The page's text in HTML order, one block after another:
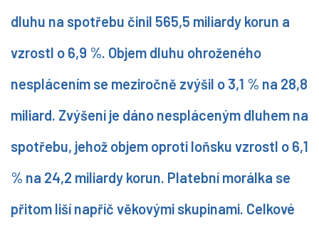
dluhu na spotřebu činil 565,5 miliardy korun a
vzrostl o 6,9 %. Objem dluhu ohroženého
nesplácením se meziročně zvýšil o 3,1 % na 28,8
miliard. Zvýšení je dáno nespláceným dluhem na
spotřebu, jehož objem oproti loňsku vzrostl o 6,1
% na 24,2 miliardy korun. Platební morálka se
přitom liší napříč věkovými skupinami. Celkové